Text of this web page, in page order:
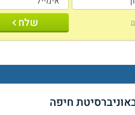
שלח
חיפה